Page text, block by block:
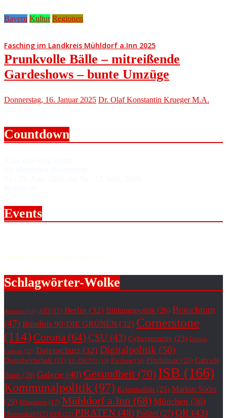
Bayern Kultur Regionen
Fasching im Landkreis Mühldorf a.Inn 2025
Prunkvolle Bälle – mitreißende
Gardeshows – bunte Umzüge
Donnerstag, 16. Januar 2025 Dr. Olaf Konstantin Krueger M.A.
Countdown
Events
Keine Veranstaltungen gefunden.
Schlagwörter-Wolke
Adelaide (13) AfD (17) Berlin (32) Bildungspolitik (26) Brauchtum
(47) Bündnis 90/DIE GRÜNEN (32) Cornerstone
(114) Corona (64) CSU (43) Cybersecurity (23) Daniela
Ludwig (12) Datenschutz (32) Digitalpolitik (50)
Digitalwirtschaft (21) EU-DSGVO (13) Fasching (16) Flüchtlinge (20) Gabriele
Bauer (20) Galerie (40) Gesundheit (70) ISB (166)
Kommunalpolitik (97) Kriminalität (25) Markus Söder
(29) Migration (17) Mühldorf a.Inn (68) München (36)
Oberaudorf(17) OVB (12) PIRATEN (48) Polizei (27) QR (43)